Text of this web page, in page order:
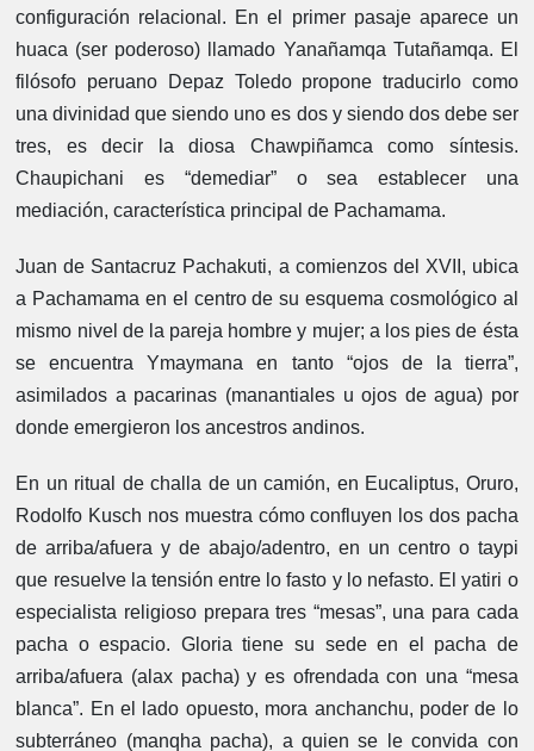
configuración relacional. En el primer pasaje aparece un
huaca (ser poderoso) llamado Yanañamqa Tutañamqa. El
filósofo peruano Depaz Toledo propone traducirlo como
una divinidad que siendo uno es dos y siendo dos debe ser
tres, es decir la diosa Chawpiñamca como síntesis.
Chaupichani es “demediar” o sea establecer una
mediación, característica principal de Pachamama.
Juan de Santacruz Pachakuti, a comienzos del XVII, ubica
a Pachamama en el centro de su esquema cosmológico al
mismo nivel de la pareja hombre y mujer; a los pies de ésta
se encuentra Ymaymana en tanto “ojos de la tierra”,
asimilados a pacarinas (manantiales u ojos de agua) por
donde emergieron los ancestros andinos.
En un ritual de challa de un camión, en Eucaliptus, Oruro,
Rodolfo Kusch nos muestra cómo confluyen los dos pacha
de arriba/afuera y de abajo/adentro, en un centro o taypi
que resuelve la tensión entre lo fasto y lo nefasto. El yatiri o
especialista religioso prepara tres “mesas”, una para cada
pacha o espacio. Gloria tiene su sede en el pacha de
arriba/afuera (alax pacha) y es ofrendada con una “mesa
blanca”. En el lado opuesto, mora anchanchu, poder de lo
subterráneo (manqha pacha), a quien se le convida con